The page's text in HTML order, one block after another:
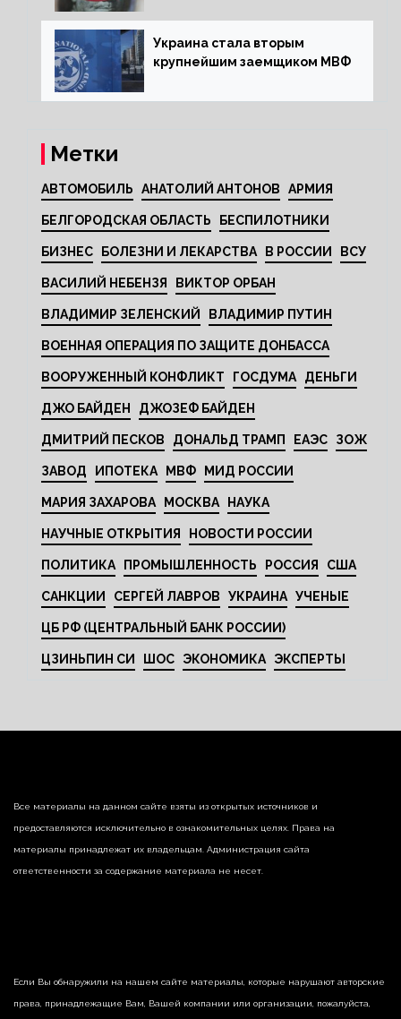
Украина стала вторым
крупнейшим заемщиком МВФ
Метки
АВТОМОБИЛЬ АНАТОЛИЙ АНТОНОВ АРМИЯ
БЕЛГОРОДСКАЯ ОБЛАСТЬ БЕСПИЛОТНИКИ
БИЗНЕС БОЛЕЗНИ И ЛЕКАРСТВА В РОССИИ ВСУ
ВАСИЛИЙ НЕБЕНЗЯ ВИКТОР ОРБАН
ВЛАДИМИР ЗЕЛЕНСКИЙ ВЛАДИМИР ПУТИН
ВОЕННАЯ ОПЕРАЦИЯ ПО ЗАЩИТЕ ДОНБАССА
ВООРУЖЕННЫЙ КОНФЛИКТ ГОСДУМА ДЕНЬГИ
ДЖО БАЙДЕН ДЖОЗЕФ БАЙДЕН
ДМИТРИЙ ПЕСКОВ ДОНАЛЬД ТРАМП ЕАЭС ЗОЖ
ЗАВОД ИПОТЕКА МВФ МИД РОССИИ
МАРИЯ ЗАХАРОВА МОСКВА НАУКА
НАУЧНЫЕ ОТКРЫТИЯ НОВОСТИ РОССИИ
ПОЛИТИКА ПРОМЫШЛЕННОСТЬ РОССИЯ США
САНКЦИИ СЕРГЕЙ ЛАВРОВ УКРАИНА УЧЕНЫЕ
ЦБ РФ (ЦЕНТРАЛЬНЫЙ БАНК РОССИИ)
ЦЗИНЬПИН СИ ШОС ЭКОНОМИКА ЭКСПЕРТЫ
Все материалы на данном сайте взяты из открытых источников и
предоставляются исключительно в ознакомительных целях. Права на
материалы принадлежат их владельцам. Администрация сайта
ответственности за содержание материала не несет.
Если Вы обнаружили на нашем сайте материалы, которые нарушают авторские
права, принадлежащие Вам, Вашей компании или организации, пожалуйста,